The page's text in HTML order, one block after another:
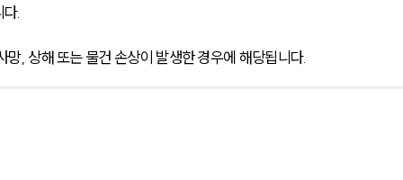
.
, 상해 또는 물건 손상이 발생한 경우에 해당됩니다.